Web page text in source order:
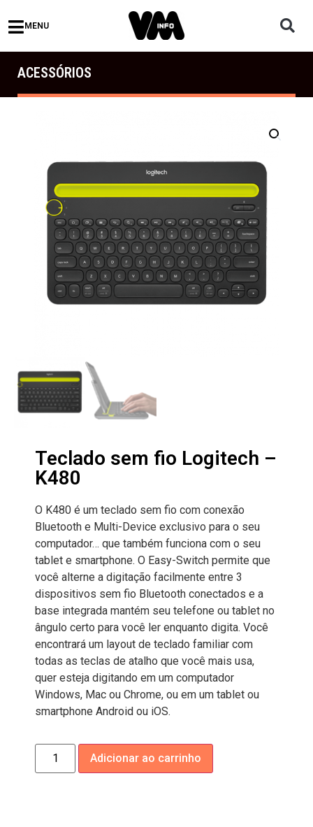
MENU
ACESSÓRIOS
Teclado sem fio Logitech –
K480
O K480 é um teclado sem fio com conexão
Bluetooth e Multi-Device exclusivo para o seu
computador… que também funciona com o seu
tablet e smartphone. O Easy-Switch permite que
você alterne a digitação facilmente entre 3
dispositivos sem fio Bluetooth conectados e a
base integrada mantém seu telefone ou tablet no
ângulo certo para você ler enquanto digita. Você
encontrará um layout de teclado familiar com
todas as teclas de atalho que você mais usa,
quer esteja digitando em um computador
Windows, Mac ou Chrome, ou em um tablet ou
smartphone Android ou iOS.
Adicionar ao carrinho